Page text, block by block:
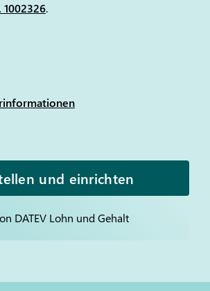
.
und einrichten